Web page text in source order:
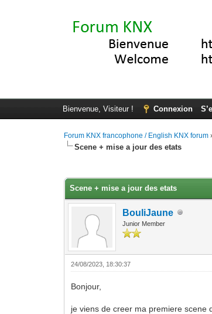
Bienvenue, Visiteur ! Connexion
Forum KNX francophone / English KNX forum ›
Scene + mise a jour des etats
Scene + mise a jour des etats
BouliJaune
Junior Member
24/08/2023, 18:30:37
Bonjour,
je viens de creer ma premiere scene